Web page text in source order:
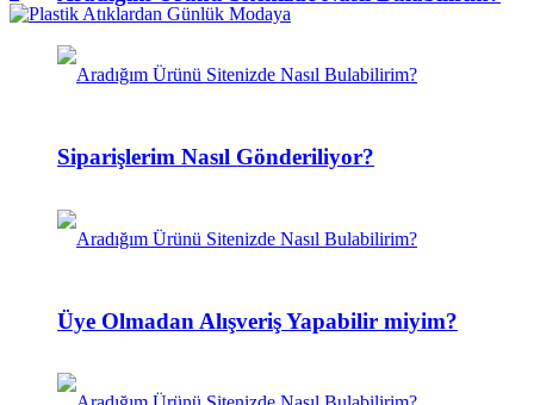
Siparişlerim Nasıl Gönderiliyor?
Üye Olmadan Alışveriş Yapabilir miyim?